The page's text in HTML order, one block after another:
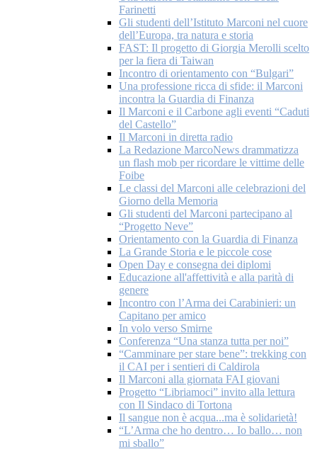
Farinetti
Gli studenti dell’Istituto Marconi nel cuore
dell’Europa, tra natura e storia
FAST: Il progetto di Giorgia Merolli scelto
per la fiera di Taiwan
Incontro di orientamento con “Bulgari”
Una professione ricca di sfide: il Marconi
incontra la Guardia di Finanza
Il Marconi e il Carbone agli eventi “Caduti
del Castello”
Il Marconi in diretta radio
La Redazione MarcoNews drammatizza
un flash mob per ricordare le vittime delle
Foibe
Le classi del Marconi alle celebrazioni del
Giorno della Memoria
Gli studenti del Marconi partecipano al
“Progetto Neve”
Orientamento con la Guardia di Finanza
La Grande Storia e le piccole cose
Open Day e consegna dei diplomi
Educazione all'affettività e alla parità di
genere
Incontro con l’Arma dei Carabinieri: un
Capitano per amico
In volo verso Smirne
Conferenza “Una stanza tutta per noi”
“Camminare per stare bene”: trekking con
il CAI per i sentieri di Caldirola
Il Marconi alla giornata FAI giovani
Progetto “Libriamoci” invito alla lettura
con Il Sindaco di Tortona
Il sangue non è acqua...ma è solidarietà!
“L’Arma che ho dentro… Io ballo… non
mi sballo”